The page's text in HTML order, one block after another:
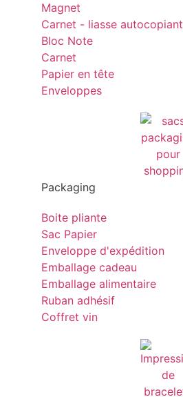
Magnet
Carnet - liasse autocopiant
Bloc Note
Carnet
Papier en tête
Enveloppes
Packaging
Boite pliante
Sac Papier
Enveloppe d'expédition
Emballage cadeau
Emballage alimentaire
Ruban adhésif
Coffret vin